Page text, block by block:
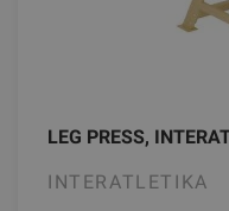
LEG PRESS,
INTERATLETIKA